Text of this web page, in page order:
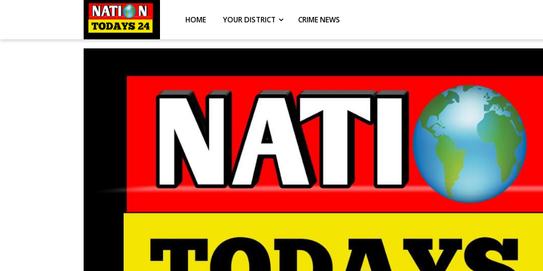
HOME YOUR DISTRICT CRIME NEWS